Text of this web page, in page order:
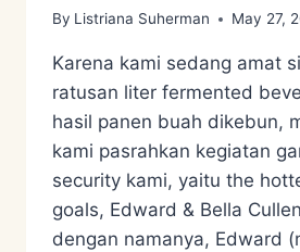
By Listriana Suherman May 27,
Karena kami sedang amat
ratusan liter fermented
hasil panen buah dikebun,
kami pasrahkan kegiatan
security kami, yaitu the
goals, Edward & Bella
dengan namanya, Edward